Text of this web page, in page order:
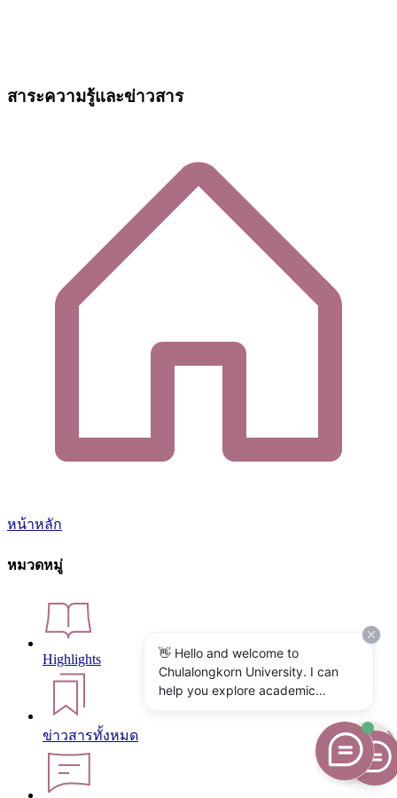
สาระความรู้และข่าวสาร
หน้าหลัก
หมวดหมู่
Highlights
ข่าวสารทั้งหมด
👋 Hello and welcome to
Chulalongkorn University. I can
help you explore academic